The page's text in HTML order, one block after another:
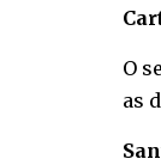
O
as